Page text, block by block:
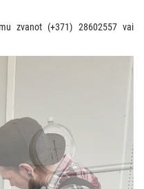
zvanot (+371) 28602557 vai